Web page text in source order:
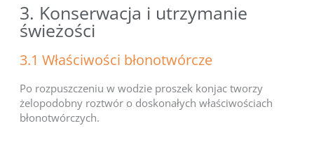
3. Konserwacja i utrzymanie
świeżości
3.1 Właściwości błonotwórcze
Po rozpuszczeniu w wodzie proszek konjac tworzy
żelopodobny roztwór o doskonałych właściwościach
błonotwórczych.